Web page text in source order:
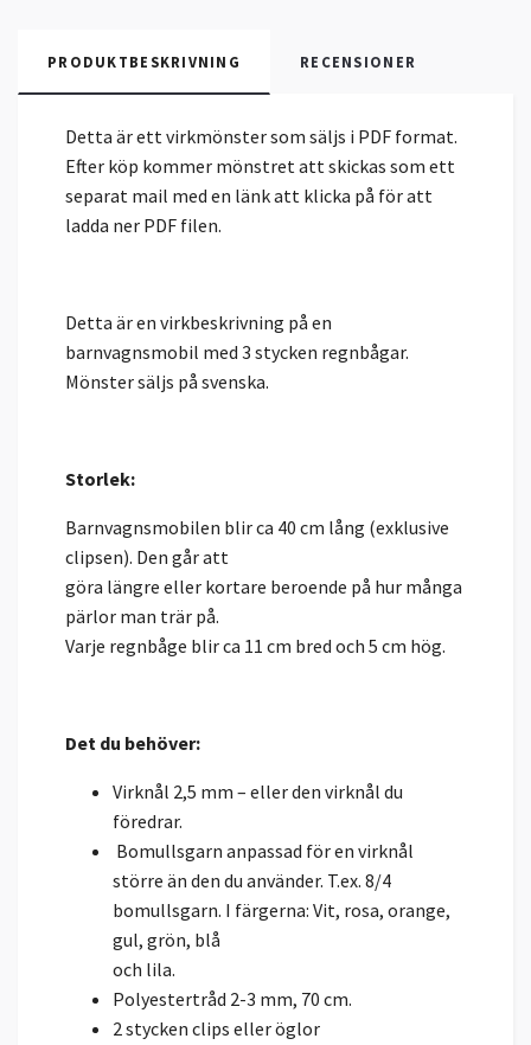
PRODUKTBESKRIVNING RECENSIONER
Detta är ett virkmönster som säljs i PDF format.
Efter köp kommer mönstret att skickas som ett
separat mail med en länk att klicka på för att
ladda ner PDF filen.
Detta är en virkbeskrivning på en
barnvagnsmobil med 3 stycken regnbågar.
Mönster säljs på svenska.
Storlek:
Barnvagnsmobilen blir ca 40 cm lång (exklusive
clipsen). Den går att
göra längre eller kortare beroende på hur många
pärlor man trär på.
Varje regnbåge blir ca 11 cm bred och 5 cm hög.
Det du behöver:
Virknål 2,5 mm – eller den virknål du
föredrar.
Bomullsgarn anpassad för en virknål
större än den du använder. T.ex. 8/4
bomullsgarn. I färgerna: Vit, rosa, orange,
gul, grön, blå
och lila.
Polyestertråd 2-3 mm, 70 cm.
2 stycken clips eller öglor